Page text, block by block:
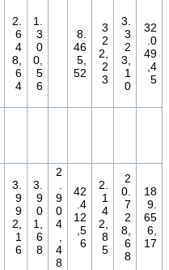
2.
6
4
8,
6
4
1.
3
0
0,
5
6
8.
46
5,
52
3
2
2,
2
3
3.
3
2
3,
1
0
32
.0
49
,4
5
3.
9
9
2,
1
6
3.
9
0
1,
6
8
2
9
0
4
4
8
42
.4
12
,5
6
2.
1
4
2,
8
5
2
0.
7
2
8,
6
8
18
9.
65
6,
17